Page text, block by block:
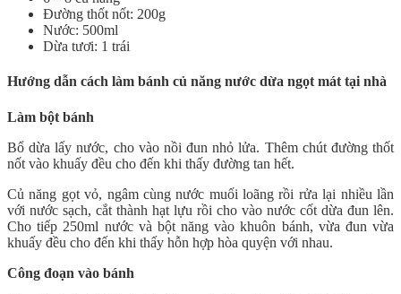
Đường thốt nốt: 200g
Nước: 500ml
Dừa tươi: 1 trái
Hướng dẫn cách làm bánh củ năng nước dừa ngọt mát tại nhà
Làm bột bánh
Bổ dừa lấy nước, cho vào nồi đun nhỏ lửa. Thêm chút đường thốt
nốt vào khuấy đều cho đến khi thấy đường tan hết.
Củ năng gọt vỏ, ngâm cùng nước muối loãng rồi rửa lại nhiều lần
với nước sạch, cắt thành hạt lựu rồi cho vào nước cốt dừa đun lên.
Cho tiếp 250ml nước và bột năng vào khuôn bánh, vừa đun vừa
khuấy đều cho đến khi thấy hỗn hợp hòa quyện với nhau.
Công đoạn vào bánh